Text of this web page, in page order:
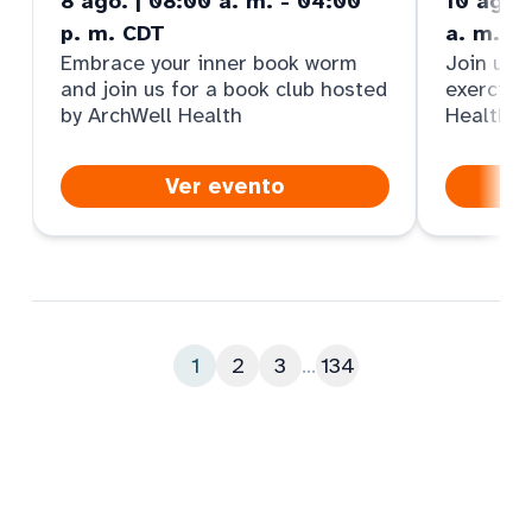
p. m. CDT
Embrace your inner book worm
and join us for a book club hosted
by ArchWell Health
Ver evento
a. m.
Join us
Health
1 2 3 ... 134